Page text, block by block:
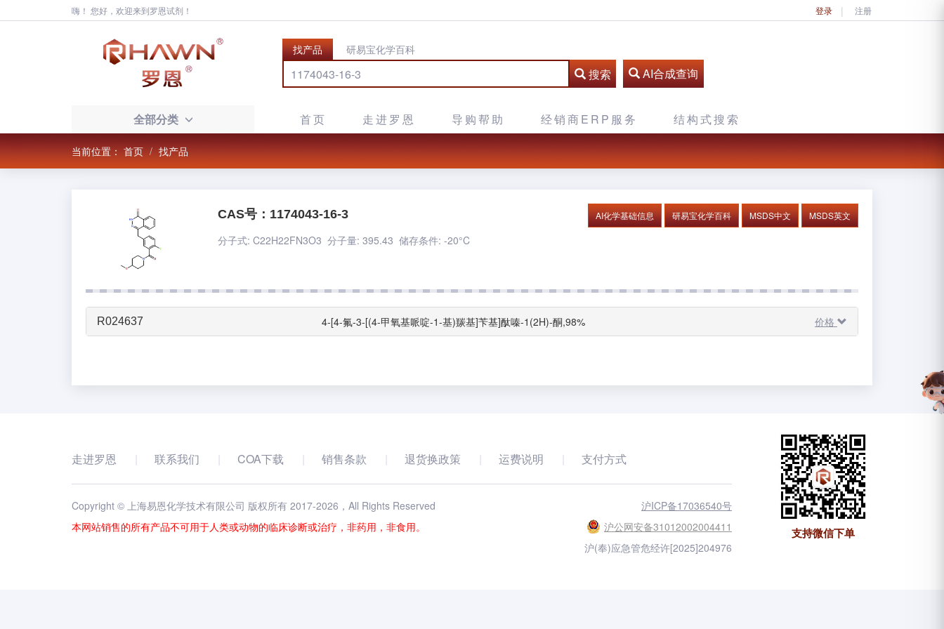
嗨！ 您好，欢迎来到罗恩试剂！ 登录 注册
找产品 研易宝化学百科
搜索 AI合成查询
全部分类 首页 走进罗恩 导购帮助 经销商ERP服务 结构式搜索
当前位置：首页 找产品
CAS号：1174043-16-3
分子式: C22H22FN3O3 分子量: 395.43 储存条件: -20°C
AI化学基础信息 研易宝化学百科 MSDS中文 MSDS英文
R024637 4-[4-氟-3-[(4-甲氧基哌啶-1-基)羰基]苄基]酞嗪-1(2H)-酮,98% 价格
走进罗恩 联系我们 COA下载 销售条款 退货换政策 运费说明 支付方式
Copyright © 上海易恩化学技术有限公司 版权所有 2017-2026 ，All Rights Reserved
沪ICP备17036540号
本网站销售的所有产品不可用于人类或动物的临床诊断或治疗，非药用，非食用。
沪公网安备31012002004411
沪(奉)应急管危经许[2025]204976
支持微信下单